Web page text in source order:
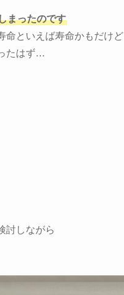
まったのです
命といえば寿命かもだけど
たはず…
討しながら